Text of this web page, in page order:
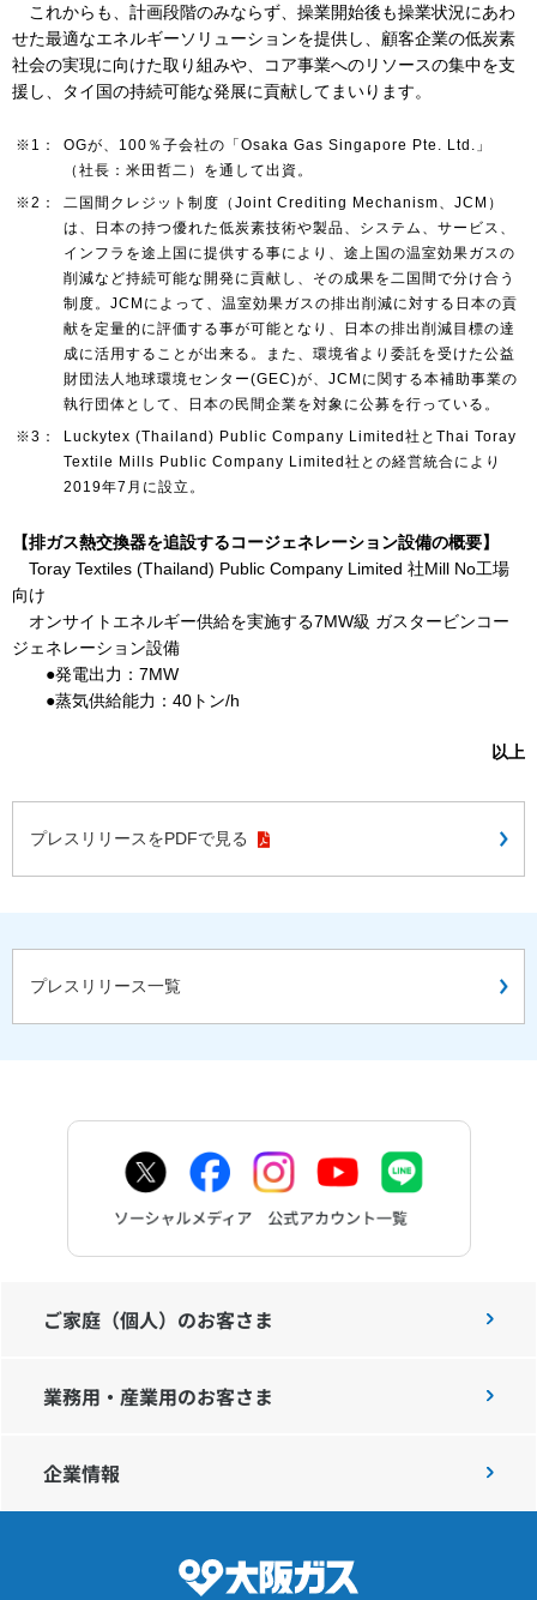
お問い合わせ English
これからも、計画段階のみならず、操業開始後も操業状況にあわ
せた最適なエネルギーソリューションを提供し、顧客企業の低炭素
社会の実現に向けた取り組みや、コア事業へのリソースの集中を支
援し、タイ国の持続可能な発展に貢献してまいります。
※1：
OGが、100％子会社の「Osaka Gas Singapore Pte. Ltd.」
（社長：米田哲二）を通して出資。
※2：
二国間クレジット制度（Joint Crediting Mechanism、JCM）
は、日本の持つ優れた低炭素技術や製品、システム、サービス、
インフラを途上国に提供する事により、途上国の温室効果ガスの
削減など持続可能な開発に貢献し、その成果を二国間で分け合う
制度。JCMによって、温室効果ガスの排出削減に対する日本の貢
献を定量的に評価する事が可能となり、日本の排出削減目標の達
成に活用することが出来る。また、環境省より委託を受けた公益
財団法人地球環境センター(GEC)が、JCMに関する本補助事業の
執行団体として、日本の民間企業を対象に公募を行っている。
※3：
Luckytex (Thailand) Public Company Limited社とThai Toray
Textile Mills Public Company Limited社との経営統合により
2019年7月に設立。
【排ガス熱交換器を追設するコージェネレーション設備の概要】
Toray Textiles (Thailand) Public Company Limited 社Mill No工場
向け
オンサイトエネルギー供給を実施する7MW級 ガスタービンコー
ジェネレーション設備
●発電出力：7MW
●蒸気供給能力：40トン/h
以上
プレスリリースをPDFで見る
プレスリリース一覧
ご家庭（個人）のお客さま
業務用・産業用のお客さま
企業情報